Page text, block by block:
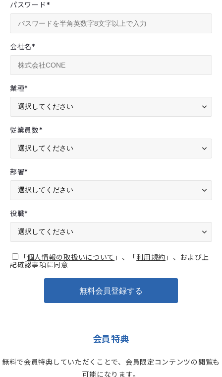
パスワード*
会社名*
業種*
従業員数*
部署*
役職*
「個人情報の取扱いについて 」、「利用規約 」、および上
記確認事項に同意
会員特典
無料で会員特典していただくことで、会員限定コンテンツの閲覧も
可能になります。